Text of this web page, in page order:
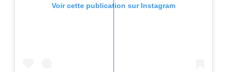
Voir cette publication sur Instagram